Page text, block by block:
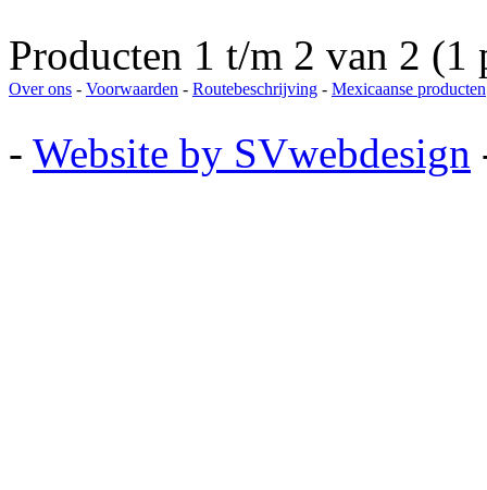
Producten 1 t/m 2 van 2 (1
Over ons - Voorwaarden - Routebeschrijving - Mexicaanse producten
- Website by SVwebdesign